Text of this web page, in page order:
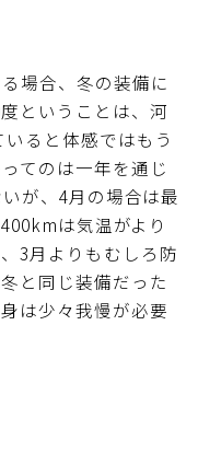
場合、冬の装備に
ということは、河
ると体感ではもう
てのは一年を通じ
が、4月の場合は最
は気温がより
3月よりもむしろ防
と同じ装備だった
は少々我慢が必要